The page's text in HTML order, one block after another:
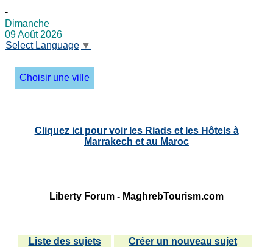
-
Dimanche
09 Août 2026
Select Language ▼
Choisir une ville
Cliquez ici pour voir les Riads et les Hôtels à
Marrakech et au Maroc
Liberty Forum - MaghrebTourism.com
Liste des sujets Créer un nouveau sujet